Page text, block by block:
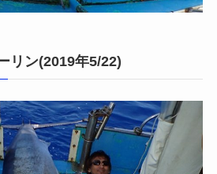
リン(2019年5/22)